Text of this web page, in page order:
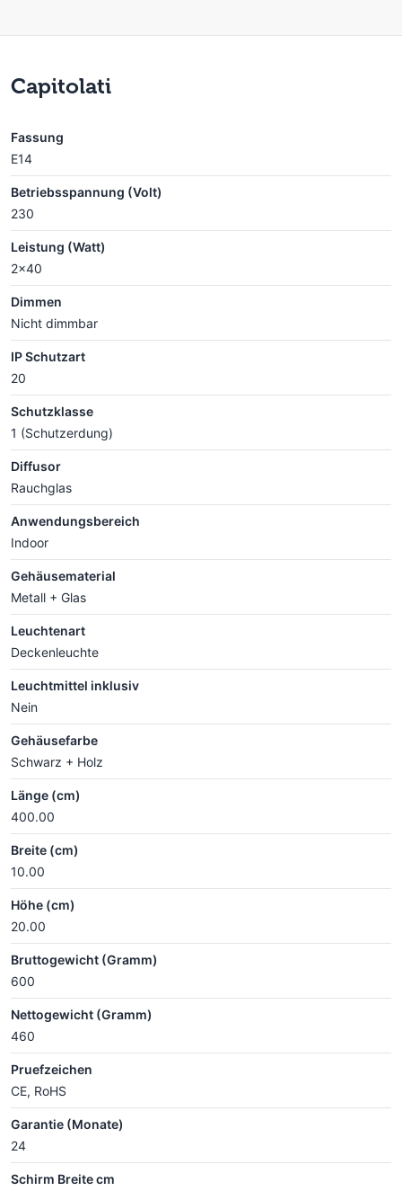
Capitolati
Fassung
E14
Betriebsspannung (Volt)
230
Leistung (Watt)
2x40
Dimmen
Nicht dimmbar
IP Schutzart
20
Schutzklasse
1 (Schutzerdung)
Diffusor
Rauchglas
Anwendungsbereich
Indoor
Gehäusematerial
Metall + Glas
Leuchtenart
Deckenleuchte
Leuchtmittel inklusiv
Nein
Gehäusefarbe
Schwarz + Holz
Länge (cm)
400.00
Breite (cm)
10.00
Höhe (cm)
20.00
Bruttogewicht (Gramm)
600
Nettogewicht (Gramm)
460
Pruefzeichen
CE, RoHS
Garantie (Monate)
24
Schirm Breite cm